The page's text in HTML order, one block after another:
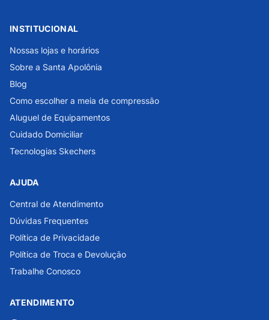
INSTITUCIONAL
Nossas lojas e horários
Sobre a Santa Apolônia
Blog
Como escolher a meia de compressão
Aluguel de Equipamentos
Cuidado Domiciliar
Tecnologias Skechers
AJUDA
Central de Atendimento
Dúvidas Frequentes
Política de Privacidade
Política de Troca e Devolução
Trabalhe Conosco
ATENDIMENTO